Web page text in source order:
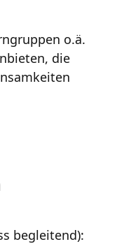
o.ä.
die
begleitend):